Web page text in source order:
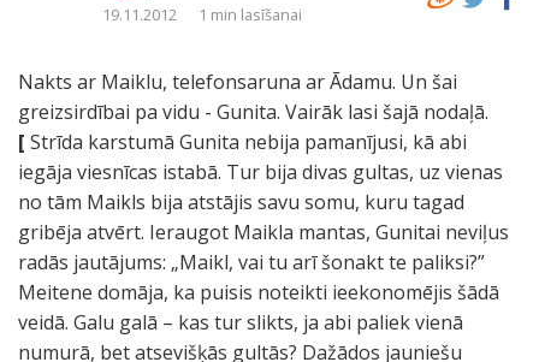
19.11.2012 1 min lasīšanai
Nakts ar Maiklu, telefonsaruna ar Ādamu. Un šai
greizsirdībai pa vidu - Gunita. Vairāk lasi šajā nodaļā.
[ Strīda karstumā Gunita nebija pamanījusi, kā abi
iegāja viesnīcas istabā. Tur bija divas gultas, uz vienas
no tām Maikls bija atstājis savu somu, kuru tagad
gribēja atvērt. Ieraugot Maikla mantas, Gunitai neviļus
radās jautājums: „Maikl, vai tu arī šonakt te paliksi?”
Meitene domāja, ka puisis noteikti ieekonomējis šādā
veidā. Galu galā – kas tur slikts, ja abi paliek vienā
numurā, bet atsevišķās gultās? Dažādos jauniešu